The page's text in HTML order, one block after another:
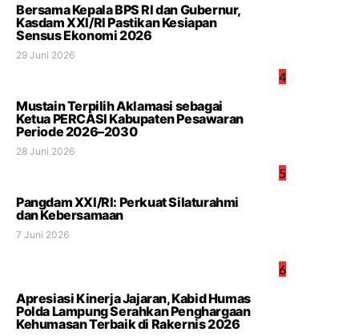
4
Bersama Kepala BPS RI dan Gubernur,
Kasdam XXI/RI Pastikan Kesiapan
Sensus Ekonomi 2026
29 Juni 2026
5
Mustain Terpilih Aklamasi sebagai
Ketua PERCASI Kabupaten Pesawaran
Periode 2026–2030
28 Juni 2026
6
Pangdam XXI/RI: Perkuat Silaturahmi
dan Kebersamaan
7 Juni 2026
Apresiasi Kinerja Jajaran, Kabid Humas
Polda Lampung Serahkan Penghargaan
Kehumasan Terbaik di Rakernis 2026